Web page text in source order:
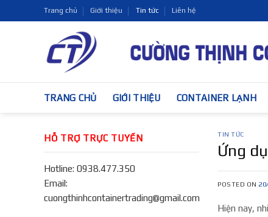
to
Trang chủ Giới thiệu Tin tức Liên hệ
TRANG CHỦ GIỚI THIỆU CONTAINER LẠNH
HỖ TRỢ TRỰC TUYẾN
Hotline: 0938.477.350
Email:
cuongthinhcontainertrading@gmail.com
TIN TỨC
Ứng
POSTED ON
Hiện nay,